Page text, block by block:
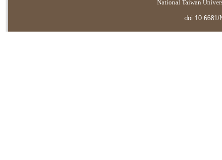
National Taiwan
doi:10.6681/